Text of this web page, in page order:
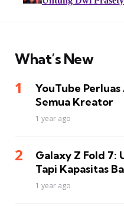
What’s New
YouTube
Semua Kreator
1 year ago
Galaxy Z Fold 7:
Tapi Kapasitas
1 year ago